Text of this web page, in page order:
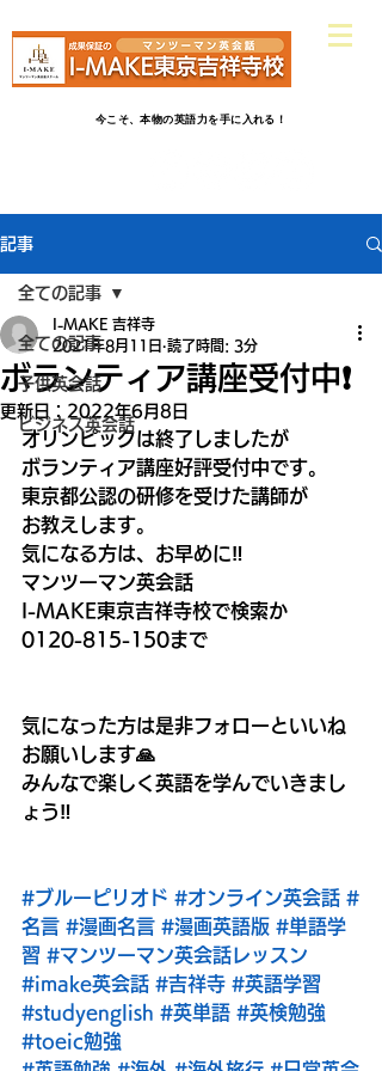
今こそ、本物の英語力を手に入れる！
記事
全ての記事
子供英会話
ビジネス英会話
全ての記事
ボランティア講座受付中❗️
I-MAKE 吉祥寺
2021年8月11日 読了時間: 3分
更新日： 2022年6月8日
オリンピックは終了しましたが
ボランティア講座好評受付中です。
東京都公認の研修を受けた講師が
お教えします。
気になる方は、お早めに‼️
マンツーマン英会話
I-MAKE東京吉祥寺校で検索か
0120-815-150まで
気になった方は是非フォローといいね
お願いします🙏
みんなで楽しく英語を学んでいきまし
ょう‼️
#ブルーピリオド #オンライン英会話 #
名言 #漫画名言 #漫画英語版 #単語学
習 #マンツーマン英会話レッスン
#imake英会話 #吉祥寺 #英語学習
#studyenglish #英単語 #英検勉強
#toeic勉強